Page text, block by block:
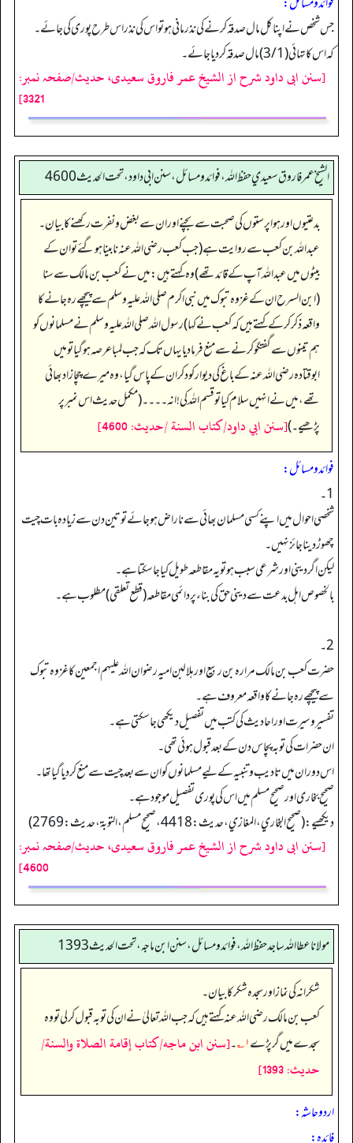
جس شخص نے اپنا کل مال صدقہ کرنے کی نذر مانی ہو تو ا س کی نذر اس طرح پوری کی جائے۔
کہ اس کا تہائی (3/1) مال صدقہ کردیا جائے۔
[سنن ابی داود شرح از الشیخ عمر فاروق سعیدی، حدیث/صفحہ نمبر:
3321]
الشيخ عمر فاروق سعيدي حفظ الله، فوائد و مسائل، سنن ابي داود ، تحت الحديث 4600
بدعتیوں اور ہوا پرستوں کی صحبت سے بچنے اور ان سے بغض و نفرت رکھنے کا بیان۔
عبداللہ بن کعب سے روایت ہے (جب کعب رضی اللہ عنہ نابینا ہو گئے تو ان کے
بیٹوں میں عبداللہ آپ کے قائد تھے) وہ کہتے ہیں: میں نے کعب بن مالک سے سنا
(ابن السرح ان کے غزوہ تبوک میں نبی اکرم صلی اللہ علیہ وسلم سے پیچھے رہ جانے کا
واقعہ ذکر کر کے کہتے ہیں کہ کعب نے کہا) رسول اللہ صلی اللہ علیہ وسلم نے مسلمانوں کو
ہم تینوں سے گفتگو کرنے سے منع فرما دیا یہاں تک کہ جب لمبا عرصہ ہو گیا تو میں
ابوقتادہ رضی اللہ عنہ کے باغ کی دیوار کود کر ان کے پاس گیا، وہ میرے چچا زاد بھائی
تھے، میں نے انہیں سلام کیا تو قسم اللہ کی! انہ۔۔۔۔ (مکمل حدیث اس نمبر پر
پڑھیے۔)[سنن ابي داود/كتاب السنة /حدیث: 4600]
فوائد ومسائل:
1۔
شخصی احوال میں اپنے کسی مسلمان بھائی سے ناراض ہوجائے تو تین دن سے زیادہ بات چیت
چھوڑ دینا جائز نہیں۔
لیکن اگر دینی اور شرعی سبب ہو تو یہ مقاطعہ طویل کیا جا سکتا ہے۔
بالخصوص اہل بدعت سے دینی حق کی بناء پر دائمی مقاطعہ (قطع تعلقی) مطلوب ہے۔
2۔
حضرت کعب بن مالک مرارہ بن ربیع اور ہلالبن امیہ رضوان اللہ علیہم اجمعین کا غزوہ تبوک
سے پیچھے رہ جانے کا واقعہ معروف ہے۔
تفسیروسیرت اور احادیث کی کتب میں تفصیل دیکھی جا سکتی ہے۔
ان حضرات کی توبہ پچاس دن کے بعد قبول ہوئی تھی۔
اس دوران میں تادیب وتنبیہ کے لیے مسلمانوں کو ان سے بعد چیت سے منع کردیا گیا تھا۔
صحیح بخاری اور صحیح مسلم میں اس کی پوری تفصیل موجود ہے۔
دیکھیے: (صحیح البخاري، المغازي، حدیث:4418، صحیح مسلم، التوبة، حدیث: 2769)
[سنن ابی داود شرح از الشیخ عمر فاروق سعیدی، حدیث/صفحہ نمبر:
4600]
مولانا عطا الله ساجد حفظ الله، فوائد و مسائل، سنن ابن ماجه، تحت الحديث1393
شکرانہ کی نماز اور سجدہ شکر کا بیان۔
کعب بن مالک رضی اللہ عنہ کہتے ہیں کہ جب اللہ تعالیٰ نے ان کی توبہ قبول کر لی تو وہ
سجدے میں گر پڑے۱؎ ۔[سنن ابن ماجه/كتاب إقامة الصلاة والسنة/
حدیث: 1393]
اردو حاشہ:
فائده: